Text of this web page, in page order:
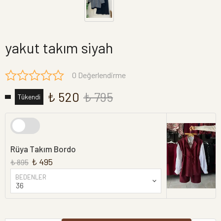
yakut takım siyah
0 Değerlendirme
Tükendi ₺ 520 ₺ 795
Rüya Takım Bordo
₺ 895 ₺ 495
BEDENLER